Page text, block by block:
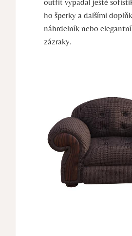
outfit vypadal ještě
ho šperky a dalšími
náhrdelník nebo
zázraky.